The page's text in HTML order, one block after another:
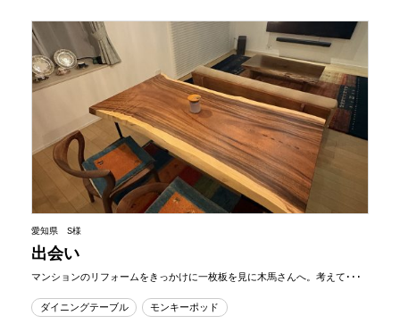
愛知県 S様
出会い
マンションのリフォームをきっかけに一枚板を見に木馬さんへ。考えて･･･
ダイニングテーブル モンキーポッド